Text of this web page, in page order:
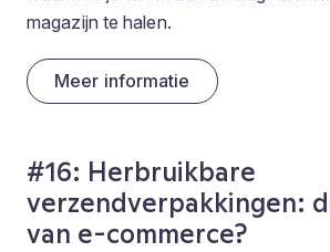
magazijn te halen.
Meer informatie
#16: Herbruikbare
verzendverpakkingen:
van e-commerce?